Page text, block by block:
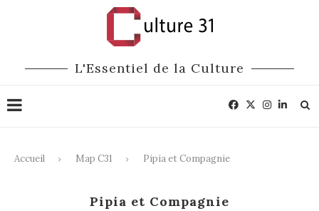
L'Essentiel de la Culture
Accueil Map C31 Pipia et Compagnie
Pipia et Compagnie